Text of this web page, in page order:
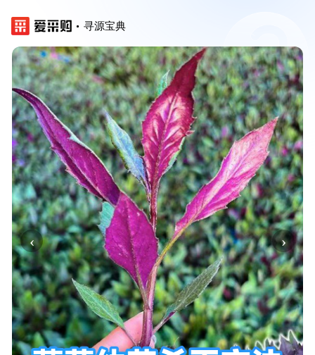
寻源宝典
‹ ›